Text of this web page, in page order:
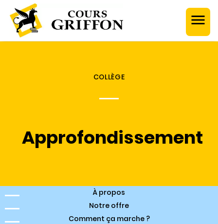
COLLÈGE
Approfondissement
À propos
Notre offre
Comment ça marche ?